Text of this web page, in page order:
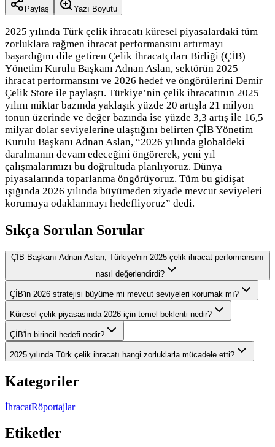
Paylaş Yazı Boyutu
2025 yılında Türk çelik ihracatı küresel piyasalardaki tüm
zorluklara rağmen ihracat performansını artırmayı
başardığını dile getiren Çelik İhracatçıları Birliği (ÇİB)
Yönetim Kurulu Başkanı Adnan Aslan, sektörün 2025
ihracat performansını ve 2026 hedef ve öngörülerini Demir
Çelik Store ile paylaştı. Türkiye’nin çelik ihracatının 2025
yılını miktar bazında yaklaşık yüzde 20 artışla 21 milyon
tonun üzerinde ve değer bazında ise yüzde 3,3 artış ile 16,5
milyar dolar seviyelerine ulaştığını belirten ÇİB Yönetim
Kurulu Başkanı Adnan Aslan, “2026 yılında globaldeki
daralmanın devam edeceğini öngörerek, yeni yıl
çalışmalarımızı bu doğrultuda planlıyoruz. Dünya
piyasalarında toparlanma öngörüyoruz. Tüm bu gidişat
ışığında 2026 yılında büyümeden ziyade mevcut seviyeleri
korumaya odaklanmayı hedefliyoruz” dedi.
Sıkça Sorulan Sorular
ÇİB Başkanı Adnan Aslan, Türkiye'nin 2025 çelik ihracat performansını
nasıl değerlendirdi?
ÇİB'in 2026 stratejisi büyüme mi mevcut seviyeleri korumak mı?
Küresel çelik piyasasında 2026 için temel beklenti nedir?
ÇİB'İn birincil hedefi nedir?
2025 yılında Türk çelik ihracatı hangi zorluklarla mücadele etti?
Kategoriler
İhracatRöportajlar
Etiketler